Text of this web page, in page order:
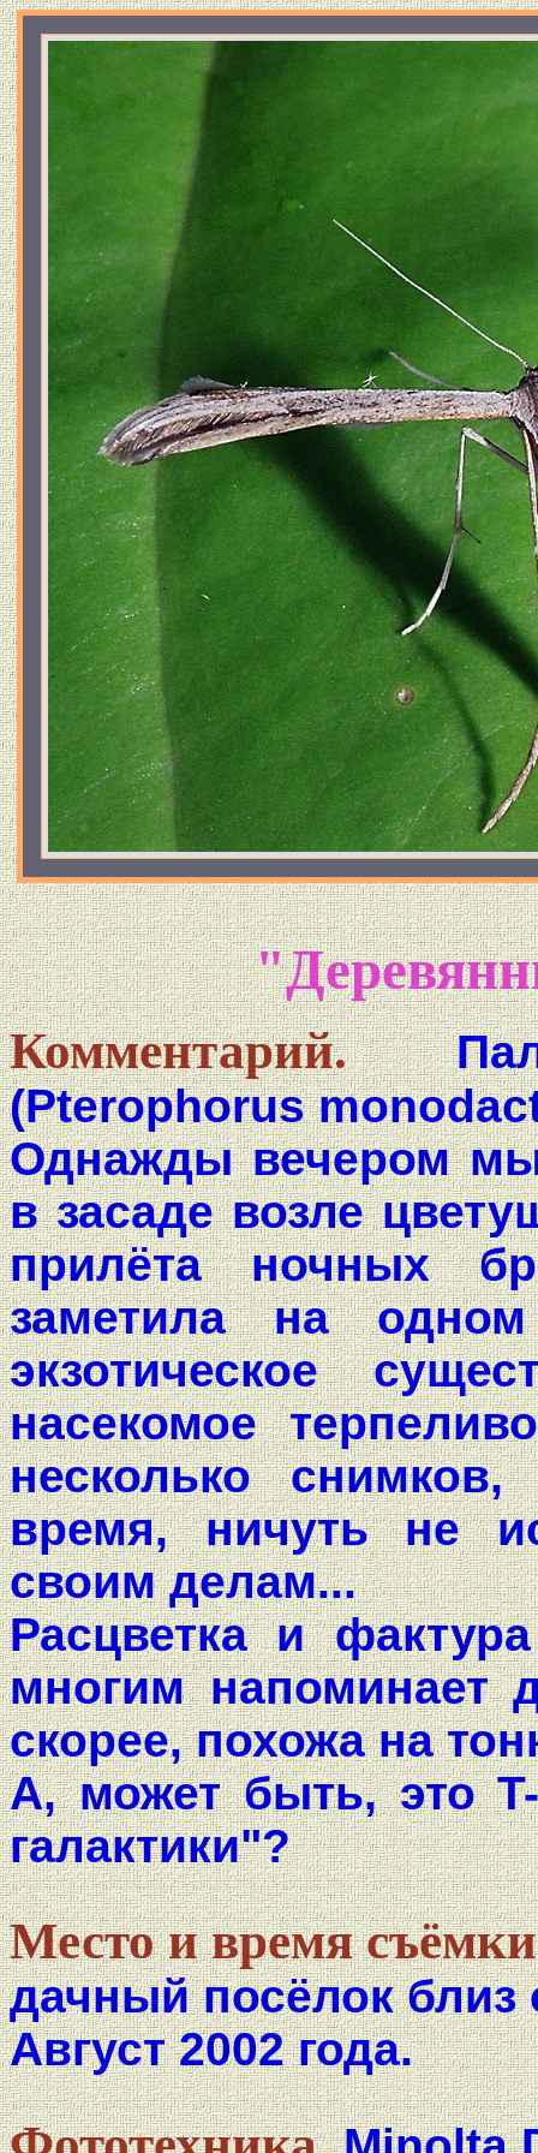
Комментарий.
(Pterophorus
Однажды вечером
в засаде возле
прилёта ночных
заметила на
экзотическое
насекомое
несколько
время, ничуть не
своим делам...
Расцветка и
многим напоминает
скорее, похожа на
А, может быть, это
галактики"?
Место и время
дачный посёлок
Август 2002 года.